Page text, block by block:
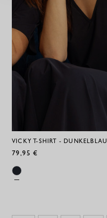
VICKY T-SHIRT - DUNKELBLAU
79,95 €